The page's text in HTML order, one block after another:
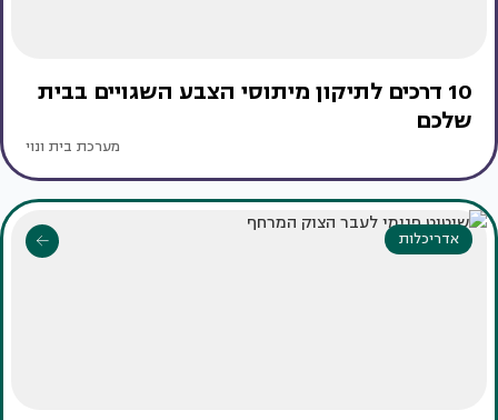
10 דרכים לתיקון מיתוסי הצבע השגויים בבית
שלכם
מערכת בית ונוי
אדריכלות